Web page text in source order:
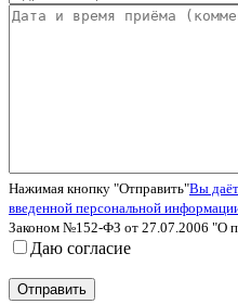
Нажимая кнопку "Отправить"Вы
введенной персональной
Законом №152-ФЗ от 27.07.2006 "О
Даю согласие